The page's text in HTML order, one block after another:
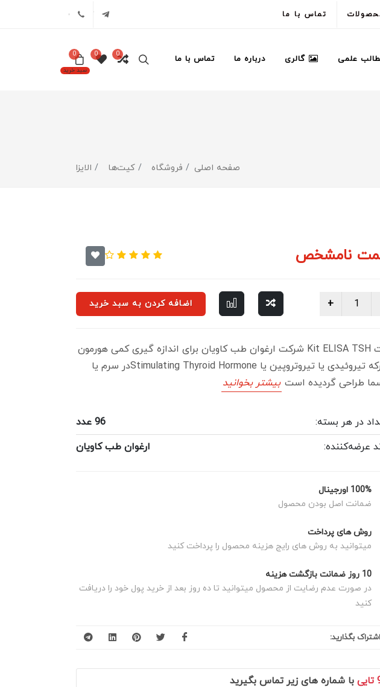
تماس با ما تلگرام
0
0
سبد خرید
0 علمی گالری درباره ما تماس با ما
صفحه اصلی فروشگاه کیت‌ها الایزا
نامشخص
اضافه کردن به سبد خرید
کیت Kit ELISA TSH شرکت ارغوان طب کاویان برای اندازه گیری کمی هورمون
محرکه تیروئیدی یا تیروتروپین یا Stimulating Thyroid Hormoneدر سرم یا
طراحی گردیده است بیشتر بخوانید
در هر بسته:
96 عدد
عرضه‌کننده:
ارغوان طب کاویان
100% اورجینال
ضمانت اصل بودن محصول
روش های پرداخت
میتوانید به روش های رایج هزینه محصول را پرداخت کنید
10 روز ضمانت بازگشت هزینه
در صورت عدم رضایت از محصول میتوانید تا ده روز بعد از خرید پول خود را دریافت
کنید
بگذارید:
با شماره های زیر تماس بگیرید